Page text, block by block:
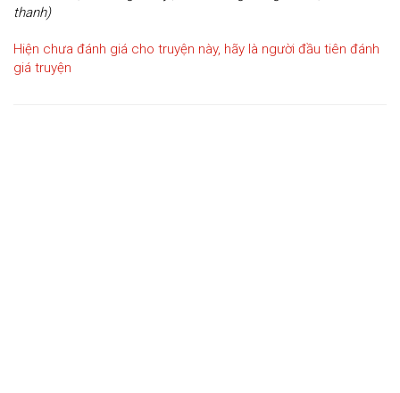
thanh)
Hiện chưa đánh giá cho truyện này, hãy là người đầu tiên đánh
giá truyện